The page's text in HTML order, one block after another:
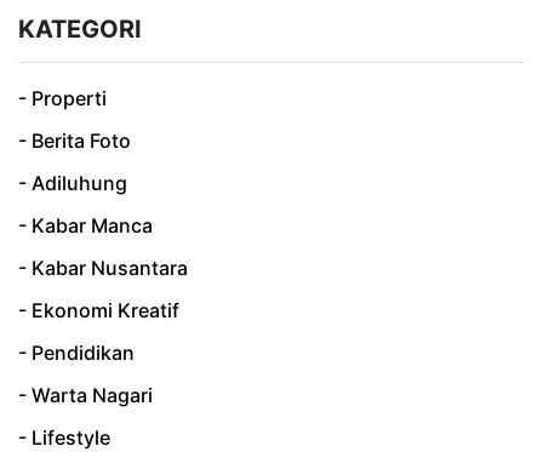
KATEGORI
- Properti
- Berita Foto
- Adiluhung
- Kabar Manca
- Kabar Nusantara
- Ekonomi Kreatif
- Pendidikan
- Warta Nagari
- Lifestyle